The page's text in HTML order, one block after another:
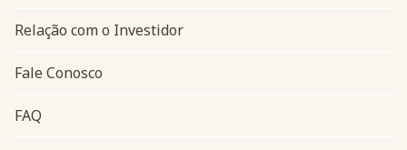
Relação com o Investidor
Fale Conosco
FAQ